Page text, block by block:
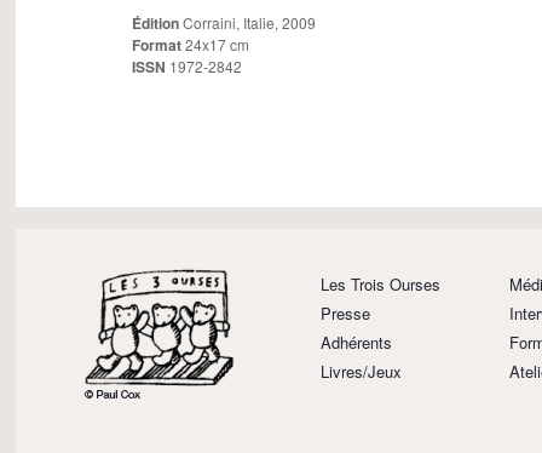
ÉditionCorraini, Italie, 2009
Format24x17 cm
ISSN 1972-2842
Les Trois Ourses
Presse
Adhérents
Livres/Jeux